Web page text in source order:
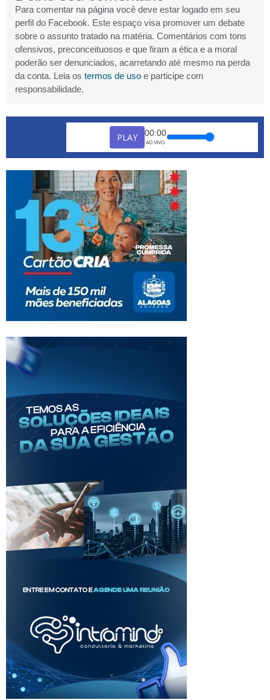
Para comentar na página você deve estar logado em seu
perfil do Facebook. Este espaço visa promover um debate
sobre o assunto tratado na matéria. Comentários com tons
ofensivos, preconceituosos e que firam a ética e a moral
poderão ser denunciados, acarretando até mesmo na perda
da conta. Leia os termos de uso e participe com
responsabilidade.
PLAY 00:00
AO VIVO